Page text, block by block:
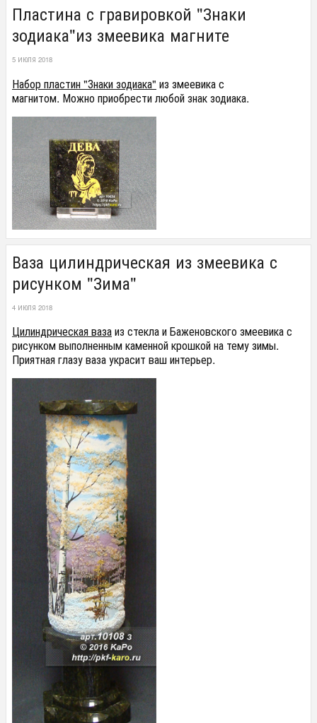
Пластина с гравировкой "Знаки
зодиака"из змеевика магните
5 ИЮЛЯ 2018
Набор пластин "Знаки зодиака" из змеевика с
магнитом. Можно приобрести любой знак зодиака.
Ваза цилиндрическая из змеевика с
рисунком "Зима"
4 ИЮЛЯ 2018
Цилиндрическая вазаиз стекла и Баженовского змеевика с
рисунком выполненным каменной крошкой на тему зимы.
Приятная глазу ваза украсит ваш интерьер.